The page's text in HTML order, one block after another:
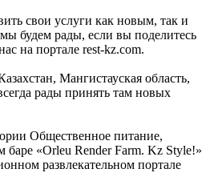
свои услуги как новым, так и
будем рады, если вы поделитесь
на портале rest-kz.com.
Мангистауская область,
рады принять там новых
Общественное питание,
«Orleu Render Farm. Kz Style!»
развлекательном портале